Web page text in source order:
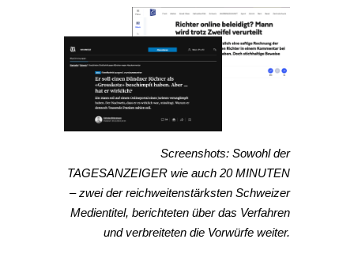
Screenshots: Sowohl der
TAGESANZEIGER wie auch 20 MINUTEN
– zwei der reichweitenstärksten Schweizer
Medientitel, berichteten über das Verfahren
und verbreiteten die Vorwürfe weiter.